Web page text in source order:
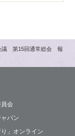
議 第15回通常総会 報
会
パン
り」オンライン